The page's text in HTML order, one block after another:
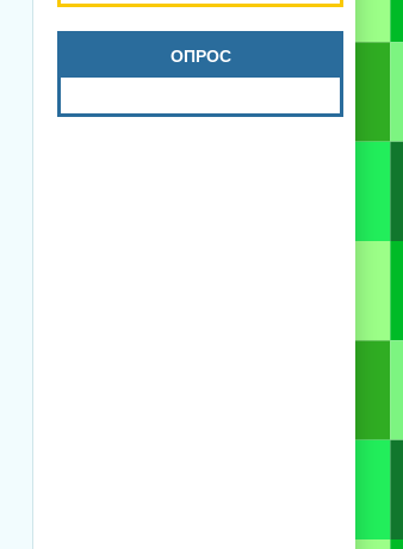
PortableApps.com
Platform 30.3
Video Splitter
9.0.2603.20
Broadcast
Edition
ОПРОС